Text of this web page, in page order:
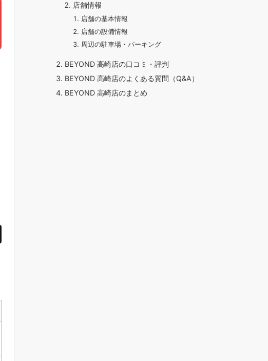
店舗情報
店舗の基本情報
店舗の設備情報
周辺の駐車場・パーキング
BEYOND 高崎店の口コミ・評判
BEYOND 高崎店のよくある質問（Q&A）
BEYOND 高崎店のまとめ